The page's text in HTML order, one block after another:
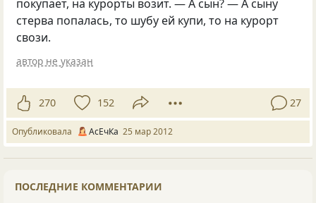
покупает, на курорты возит. — А сын? — А сыну
стерва попалась, то шубу ей купи, то на курорт
свози.
автор не указан
270 152 27
Опубликовала АсЕчКа 25 мар 2012
ПОСЛЕДНИЕ КОММЕНТАРИИ